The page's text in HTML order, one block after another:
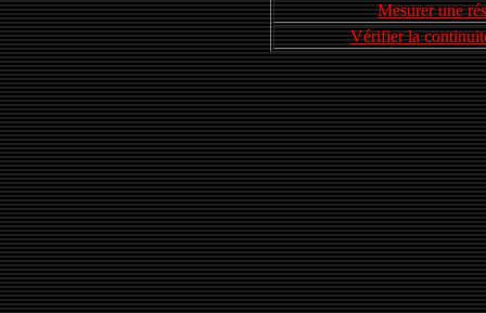
Mesurer une
Vérifier la